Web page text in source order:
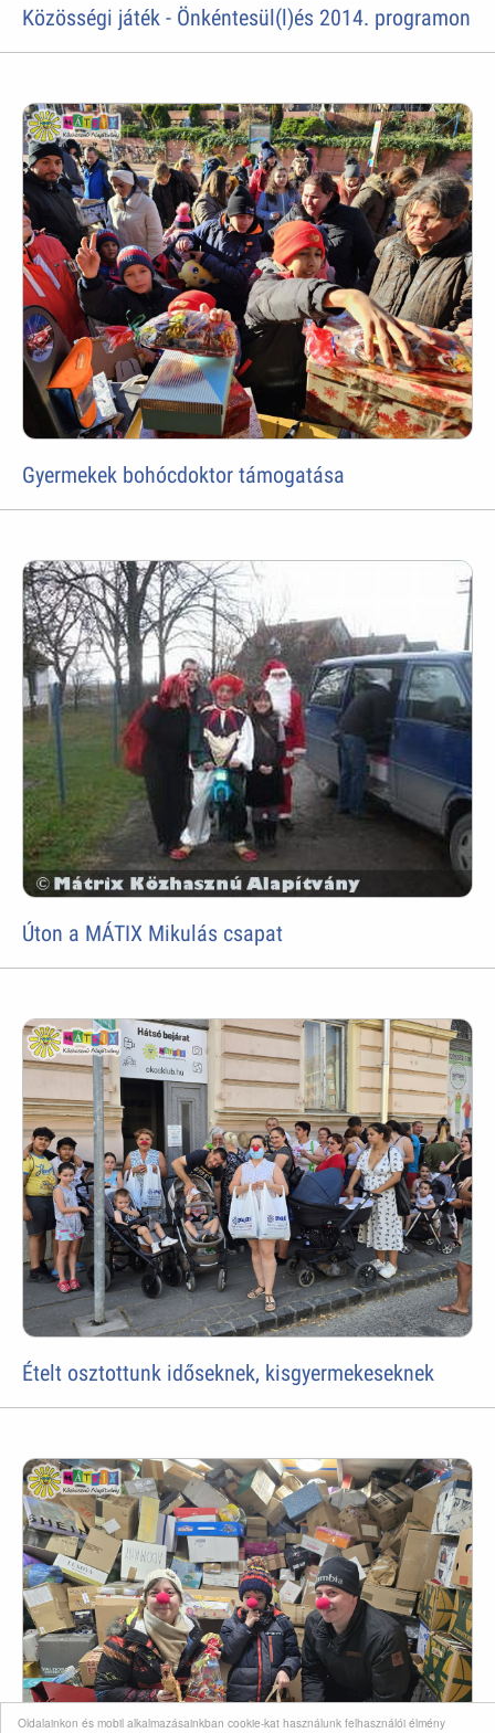
Oldalainkon és mobil alkalmazásainkban cookie-kat használunk felhasználói élmény
Közösségi játék - Önkéntesül(l)és 2014. programon
Gyermekek bohócdoktor támogatása
Úton a MÁTIX Mikulás csapat
Ételt osztottunk időseknek, kisgyermekeseknek